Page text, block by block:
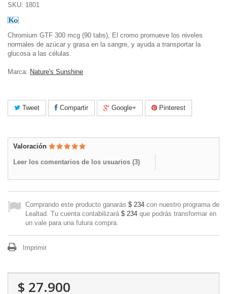
SKU: 1801
Chromium GTF 300 mcg (90 tabs), El cromo promueve los niveles
normales de azúcar y grasa en la sangre, y ayuda a transportar la
glucosa a las células.
Marca: Nature's Sunshine
Tweet Compartir Google+ Pinterest
Valoración
Leer los comentarios de los usuarios (3)
Comprando este producto ganarás $ 234 con nuestro programa de
Lealtad. Tu cuenta contabilizará $ 234 que podrás transformar en
un vale para una futura compra.
Imprimir
$ 27.900